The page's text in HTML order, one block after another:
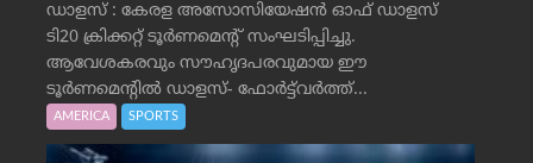
ഡാളസ് : കേരള അസോസിയേഷൻ ഓഫ് ഡാളസ്
ടി20 ക്രിക്കറ്റ് ടൂർണമെന്റ് സംഘടിപ്പിച്ചു.
ആവേശകരവും സൗഹൃദപരവുമായ ഈ
ടൂർണമെന്റിൽ ഡാളസ്- ഫോർട്ട്‌വര്‍ത്ത്...
AMERICA SPORTS